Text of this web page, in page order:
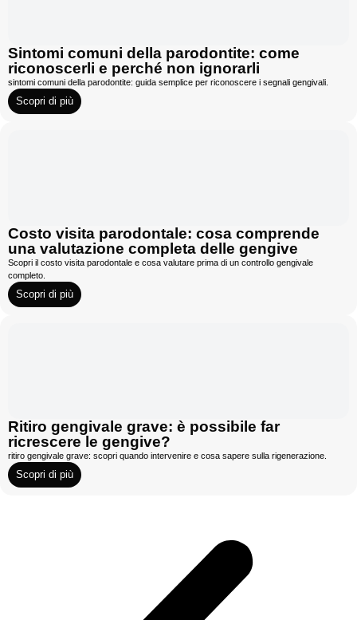
Sintomi comuni della parodontite: come
riconoscerli e perché non ignorarli
sintomi comuni della parodontite: guida semplice per riconoscere i segnali gengivali.
Scopri di più
Costo visita parodontale: cosa comprende
una valutazione completa delle gengive
Scopri il costo visita parodontale e cosa valutare prima di un controllo gengivale
completo.
Scopri di più
Ritiro gengivale grave: è possibile far
ricrescere le gengive?
ritiro gengivale grave: scopri quando intervenire e cosa sapere sulla rigenerazione.
Scopri di più